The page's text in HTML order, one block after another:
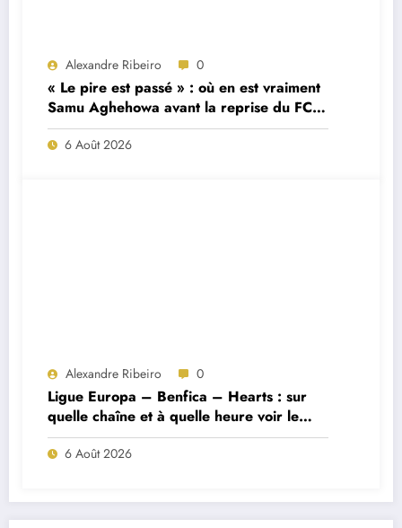
Alexandre Ribeiro 0
« Le pire est passé » : où en est vraiment
Samu Aghehowa avant la reprise du FC
Porto ?
6 Août 2026
Alexandre Ribeiro 0
Ligue Europa – Benfica – Hearts : sur
quelle chaîne et à quelle heure voir le
match ?
6 Août 2026